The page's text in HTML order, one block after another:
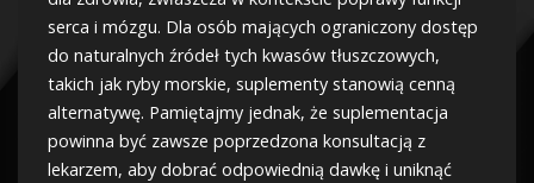
serca i mózgu. Dla osób mających ograniczony dostęp
do naturalnych źródeł tych kwasów tłuszczowych,
takich jak ryby morskie, suplementy stanowią cenną
alternatywę. Pamiętajmy jednak, że suplementacja
powinna być zawsze poprzedzona konsultacją z
lekarzem, aby dobrać odpowiednią dawkę i uniknąć